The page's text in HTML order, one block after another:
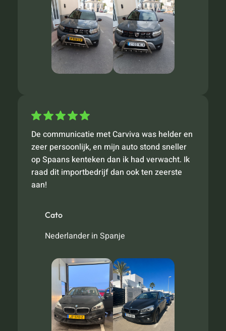
De communicatie met Carviva was helder en
zeer persoonlijk, en mijn auto stond sneller
op Spaans kenteken dan ik had verwacht. Ik
raad dit importbedrijf dan ook ten zeerste
aan!
Cato
Nederlander in Spanje